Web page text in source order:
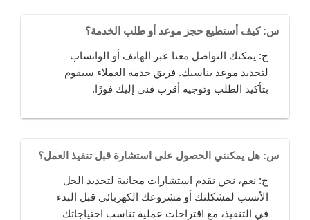
س: كيف أستطيع حجز موعد أو طلب الخدمة؟
ج: يمكنك التواصل معنا عبر الهاتف أو الواتساب
لتحديد موعد يناسبك. فريق خدمة العملاء سيقوم
بتأكيد الطلب وتوجيه أقرب فني إليك فورًا.
س: هل يمكنني الحصول على استشارة قبل تنفيذ العمل؟
ج: نعم، نحن نقدم استشارات مجانية لتحديد الحل
الأنسب لمشكلتك أو مشروعك الكهربائي قبل البدء
في التنفيذ، مع اقتراحات عملية تناسب احتياجاتك